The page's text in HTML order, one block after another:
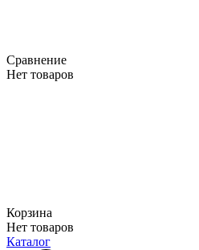
Сравнение
Нет товаров
Корзина
Нет товаров
Каталог